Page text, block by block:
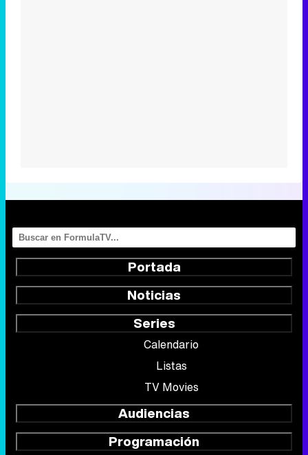
Portada
Noticias
Series
Calendario
Listas
TV Movies
Audiencias
Programación